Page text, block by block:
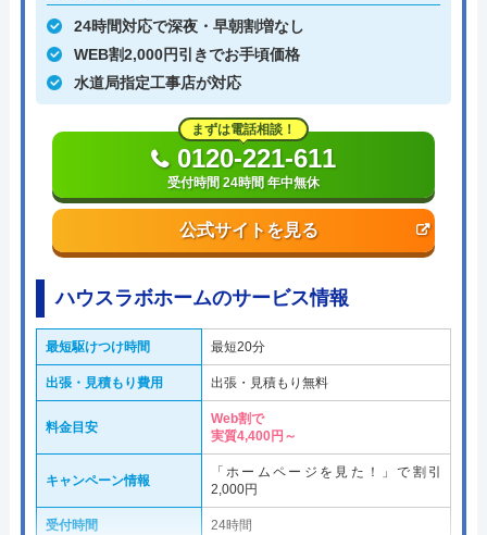
24時間対応で深夜・早朝割増なし
WEB割2,000円引きでお手頃価格
水道局指定工事店が対応
公式サイトを見る
まずは電話相談！
0120-221-611
受付時間 24時間 年中無休
ハウスラボホームのサービス情報
最短駆けつけ時間 最短20分
出張・見積もり費用 出張・見積もり無料
料金目安
Web割で
実質4,400円～
キャンペーン情報
「ホームページを見た！」で割引
2,000円
受付時間 24時間